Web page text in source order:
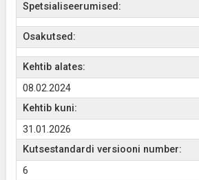
Spetsialiseerumised:
Osakutsed:
Kehtib alates:
08.02.2024
Kehtib kuni:
31.01.2026
Kutsestandardi versiooni number:
6